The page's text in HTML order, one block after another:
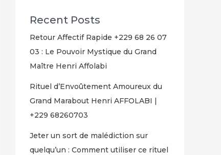
Recent Posts
Retour Affectif Rapide +229 68 26 07
03 : Le Pouvoir Mystique du Grand
Maître Henri Affolabi
Rituel d’Envoûtement Amoureux du
Grand Marabout Henri AFFOLABI |
+229 68260703
Jeter un sort de malédiction sur
quelqu’un : Comment utiliser ce rituel